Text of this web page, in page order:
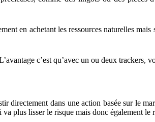
en achetant les ressources naturelles
c’est qu’avec un ou deux
directement dans une action basée sur le
plus lisser le risque mais donc également le